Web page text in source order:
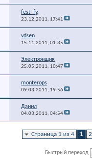
fest_fg
23.12.2011, 17:41
vdsen
15.11.2011,01:35
Электронщик
25.05.2011, 10:47
monterops
09.03.2011, 19:56
Данил
04.03.2011,04:54
Страница 1 из 4 1 2
Быстрый переход